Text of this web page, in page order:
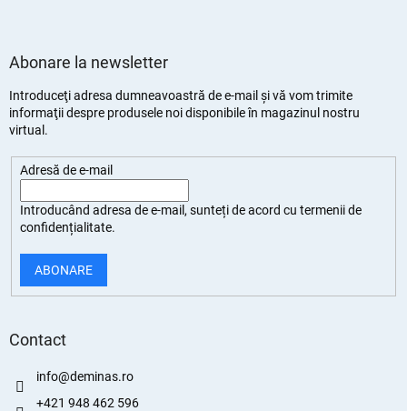
Abonare la newsletter
Introduceţi adresa dumneavoastră de e-mail şi vă vom trimite
informaţii despre produsele noi disponibile în magazinul nostru
virtual.
Adresă de e-mail
Introducând adresa de e-mail, sunteți deacord cu termenii de
confidențialitate.
ABONARE
Contact
info@deminas.ro
+421 948 462 596